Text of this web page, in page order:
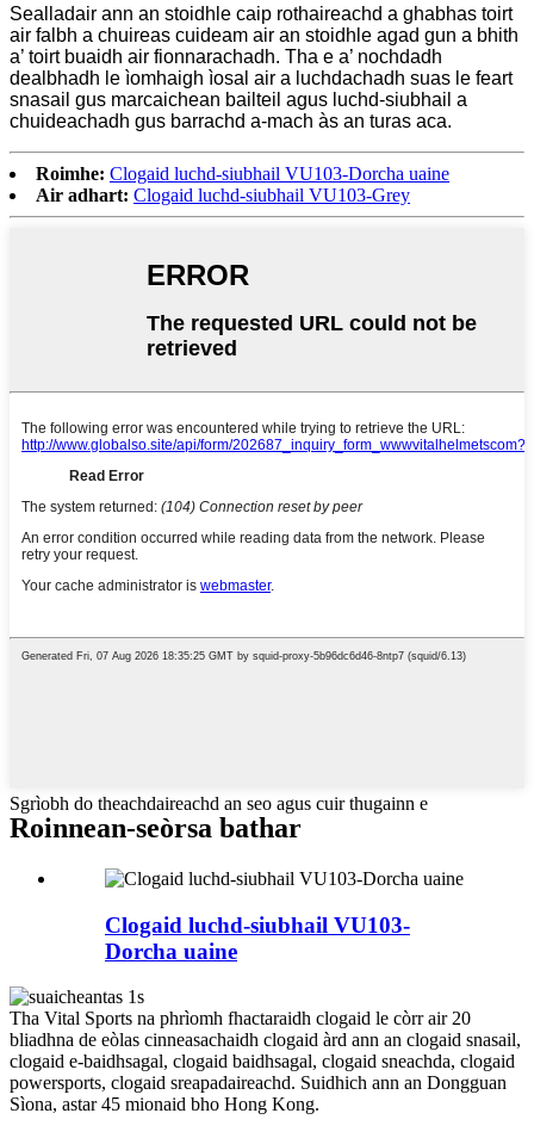
Sealladair ann an stoidhle caip rothaireachd a ghabhas toirt
air falbh a chuireas cuideam air an stoidhle agad gun a bhith
a’ toirt buaidh air fionnarachadh. Tha e a’ nochdadh
dealbhadh le ìomhaigh ìosal air a luchdachadh suas le feart
snasail gus marcaichean bailteil agus luchd-siubhail a
chuideachadh gus barrachd a-mach às an turas aca.
Roimhe: Clogaid luchd-siubhail VU103-Dorcha uaine
Air adhart: Clogaid luchd-siubhail VU103-Grey
Sgrìobh do theachdaireachd an seo agus cuir thugainn e
Roinnean-seòrsa bathar
Clogaid luchd-siubhail VU103-
Dorcha uaine
Tha Vital Sports na phrìomh fhactaraidh clogaid le còrr air 20
bliadhna de eòlas cinneasachaidh clogaid àrd ann an clogaid snasail,
clogaid e-baidhsagal, clogaid baidhsagal, clogaid sneachda, clogaid
powersports, clogaid sreapadaireachd. Suidhich ann an Dongguan
Sìona, astar 45 mionaid bho Hong Kong.